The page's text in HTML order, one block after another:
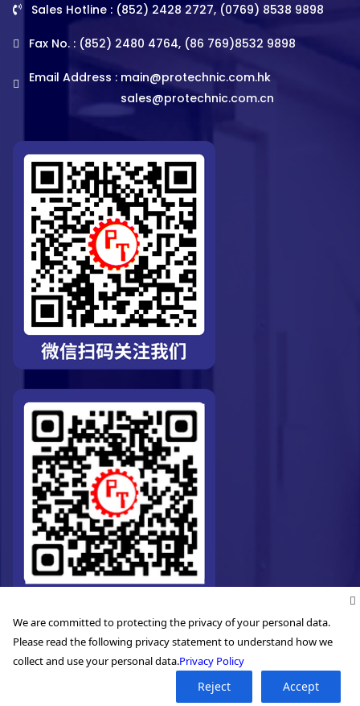
Sales Hotline : (852) 2428 2727, (0769) 8538 9898
Fax No. : (852) 2480 4764, (86 769)8532 9898
Email Address : main@protechnic.com.hk
sales@protechnic.com.cn
©2026. Pro-Technic Machinery Ltd. All right reserved.
We are committed to protecting the privacy of your personal data.
Please read the following privacy statement to understand how we
collect and use your personal data.Privacy Policy
Reject Accept